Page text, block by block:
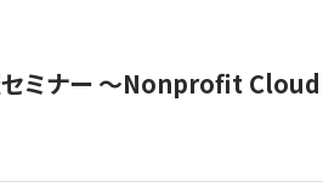
セミナー 〜Nonprofit